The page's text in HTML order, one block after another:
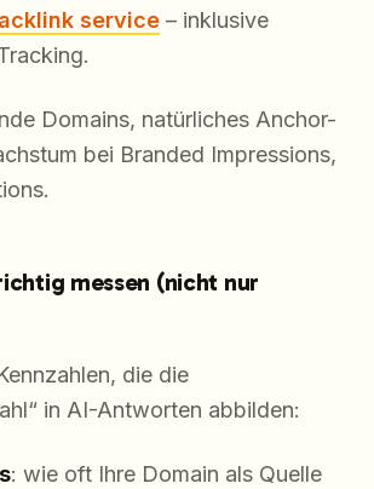
service – inklusive
Domains, natürliches Anchor-
bei Branded Impressions,
messen (nicht nur
die die
in AI-Antworten abbilden:
: wie oft Ihre Domain als Quelle